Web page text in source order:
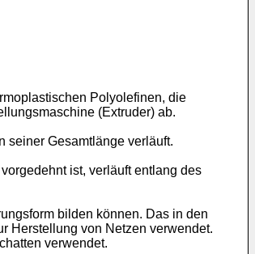
Polyolefinen, die
(Extruder) ab.
seiner Gesamtlänge verläuft.
ist, verläuft entlang des
bilden können. Das in den
Herstellung von Netzen verwendet.
verwendet.